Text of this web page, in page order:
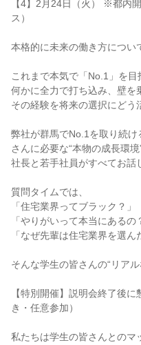
【4】2月24日（火） ※都内
ス）
本格的に未来の働き方につい
これまで本気で「No.1」を目
何かに全力で打ち込み、壁を
その経験を将来の選択にどう
弊社が群馬でNo.1を取り続
さんに必要な“本物の成長環境”
社長と若手社員がすべてお話
質問タイムでは、
「住宅業界ってブラック？」
「やりがいって本当にあるの
「なぜ先輩は住宅業界を選ん
そんな学生の皆さんの“リア
【特別開催】説明会終了後
き・任意参加）
私たちは学生の皆さんとのマ